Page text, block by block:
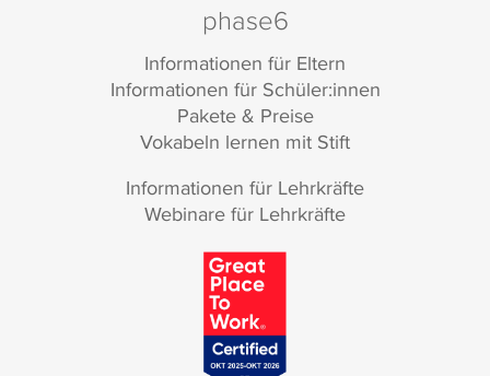
phase6
Informationen für Eltern
Informationen für Schüler:innen
Pakete & Preise
Vokabeln lernen mit Stift
Informationen für Lehrkräfte
Webinare für Lehrkräfte